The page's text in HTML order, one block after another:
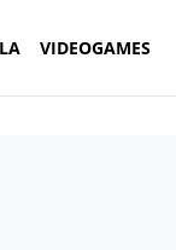
VIDEOGAMES